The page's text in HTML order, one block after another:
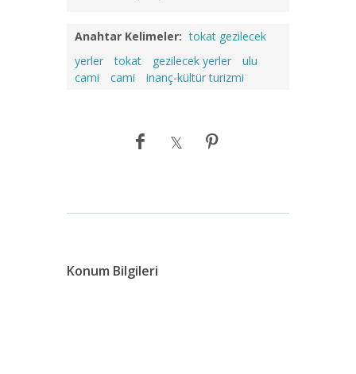
Anahtar Kelimeler: tokat gezilecek
yerler
tokat gezilecek yerler
ulu
cami
cami inanç-kültür turizmi
Konum Bilgileri